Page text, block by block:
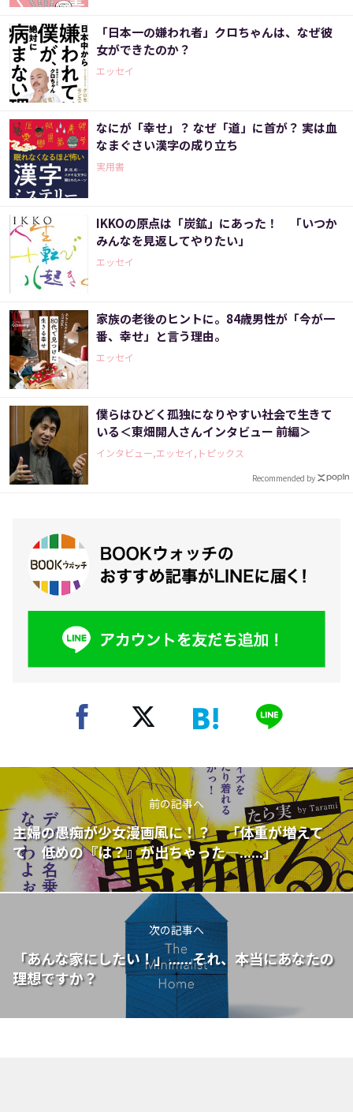
「日本一の嫌われ者」クロちゃんは、なぜ彼
女ができたのか？
エッセイ
なにが「幸せ」？ なぜ「道」に首が？ 実は血
なまぐさい漢字の成り立ち
実用書
IKKOの原点は「炭鉱」にあった！ 「いつか
みんなを見返してやりたい」
エッセイ
家族の老後のヒントに。84歳男性が「今が一
番、幸せ」と言う理由。
エッセイ
僕らはひどく孤独になりやすい社会で生きて
いる＜東畑開人さんインタビュー 前編＞
インタビュー,エッセイ,トピックス
Recommended by
前の記事へ
主婦の愚痴が少女漫画風に！？ 「体重が増えて
て 低めの『は？』が出ちゃった―......」
次の記事へ
「あんな家にしたい！」......それ、本当にあなたの
理想ですか？